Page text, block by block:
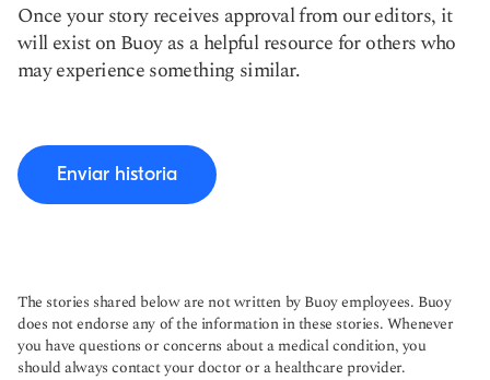
Once your story receives approval from our editors, it
will exist on Buoy as a helpful resource for others who
may experience something similar.
Enviar historia
The stories shared below are not written by Buoy employees. Buoy
does not endorse any of the information in these stories. Whenever
you have questions or concerns about a medical condition, you
should always contact your doctor or a healthcare provider.